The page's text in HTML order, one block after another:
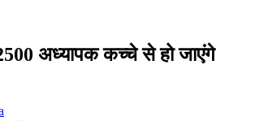
अध्यापक कच्चे से हो जाएंगे